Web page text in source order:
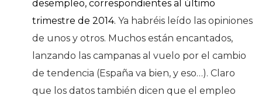
desempleo, correspondientes al último
trimestre de 2014. Ya habréis leído las opiniones
de unos y otros. Muchos están encantados,
lanzando las campanas al vuelo por el cambio
de tendencia (España va bien, y eso…). Claro
que los datos también dicen que el empleo